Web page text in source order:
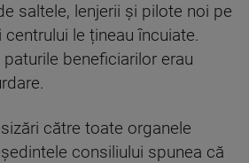
saltele, lenjerii și pilote noi pe
le țineau încuiate.
beneficiarilor erau
către toate organele
consiliului spunea că